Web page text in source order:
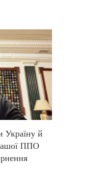
Україну й
ППО